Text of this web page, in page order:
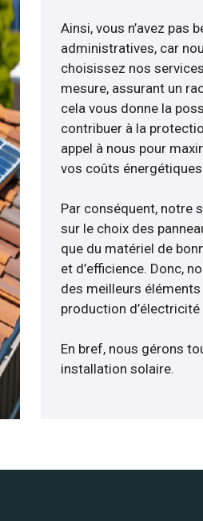
Ainsi, vous n’avez pas
administratives, car
choisissez nos
mesure, assurant un
cela vous donne la
contribuer à la
appel à nous pour
vos coûts énergétiques.
Par conséquent, notre
sur le choix des
que du matériel de
et d’efficience. Donc,
des meilleurs
production d’électricité
En bref, nous gérons
installation solaire.